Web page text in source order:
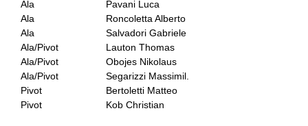
Ala
Pavani Luca
Ala
Roncoletta Alberto
Ala
Salvadori Gabriele
Ala/Pivot
Lauton Thomas
Ala/Pivot
Obojes Nikolaus
Ala/Pivot
Segarizzi Massimil.
Pivot
Bertoletti Matteo
Pivot
Kob Christian